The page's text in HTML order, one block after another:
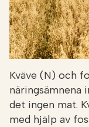
Kväve (N) och
näringsämnena
det ingen mat.
med hjälp av